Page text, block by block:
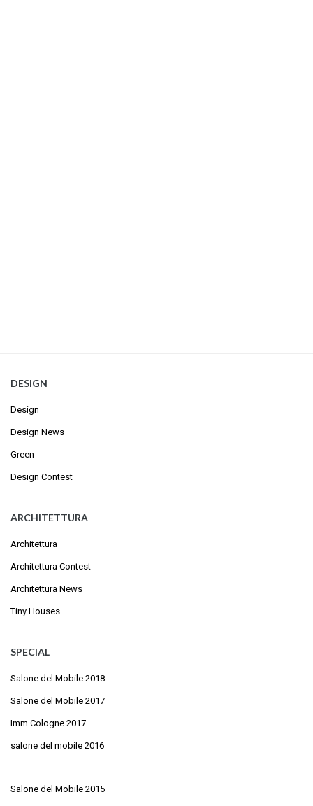
DESIGN
Design
Design News
Green
Design Contest
ARCHITETTURA
Architettura
Architettura Contest
Architettura News
Tiny Houses
SPECIAL
Salone del Mobile 2018
Salone del Mobile 2017
Imm Cologne 2017
salone del mobile 2016
Salone del Mobile 2015